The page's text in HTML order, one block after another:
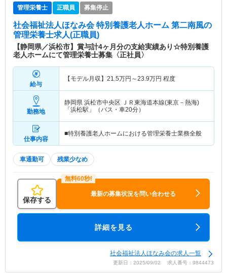
管理栄養士 正職員 募集停止
社会福祉法人ほなみ会 特別養護老人ホーム 第二南風の
管理栄養士求人(正職員)
【静岡県／浜松市】賞与計4ヶ月分の支給実績あり☆特別養護
老人ホームにて管理栄養士募集〈正社員〉
給与
【モデル月収】 21.5万円～23.9万円 程度
勤務地
静岡県 浜松市中央区 ＪＲ東海道本線(東京－熱海)
「浜松駅」（バス・車20分）
仕事内容
■特別養護老人ホームにおける管理栄養士業務全般
車通勤可 残業少なめ
保存する
最新の募集状況を問い合わせる
詳細を見る
社会福祉法人ほなみ会の求人一覧
更新日：2025/09/02 求人番号：9844473